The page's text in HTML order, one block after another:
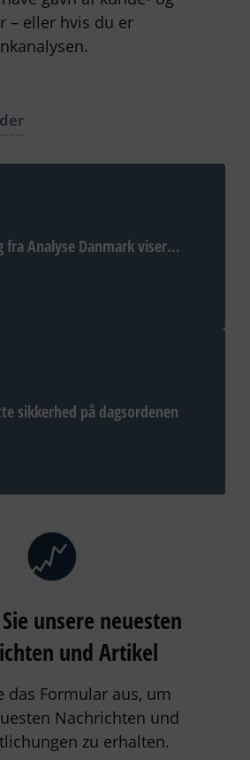
– eller hvis du er
fra Analyse Danmark viser…
sikkerhed på dagsordenen
unsere neuesten
und Artikel
das Formular aus, um
Nachrichten und
zu erhalten.